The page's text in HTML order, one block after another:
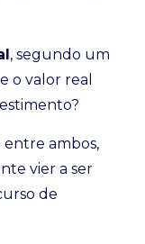
, segundo um
o valor real
entre ambos,
vier a ser
de